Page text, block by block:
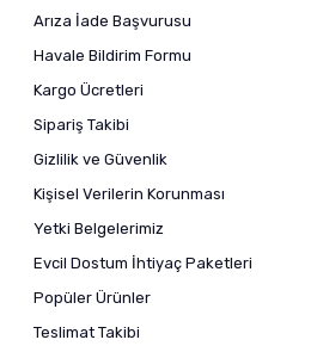
Arıza İade Başvurusu
Havale Bildirim Formu
Kargo Ücretleri
Sipariş Takibi
Gizlilik ve Güvenlik
Kişisel Verilerin Korunması
Yetki Belgelerimiz
Evcil Dostum İhtiyaç Paketleri
Popüler Ürünler
Teslimat Takibi